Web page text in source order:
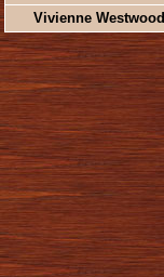
Vivienne Westwood